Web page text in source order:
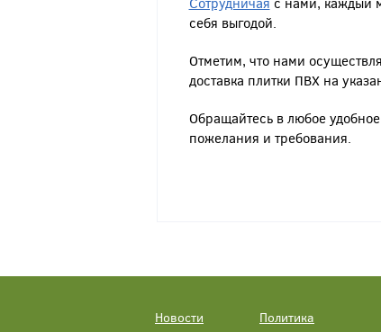
себя выгодой.
Отметим, что нами
доставка плитки ПВХ на
Обращайтесь в любое
пожелания и требования.
Новости
Политика